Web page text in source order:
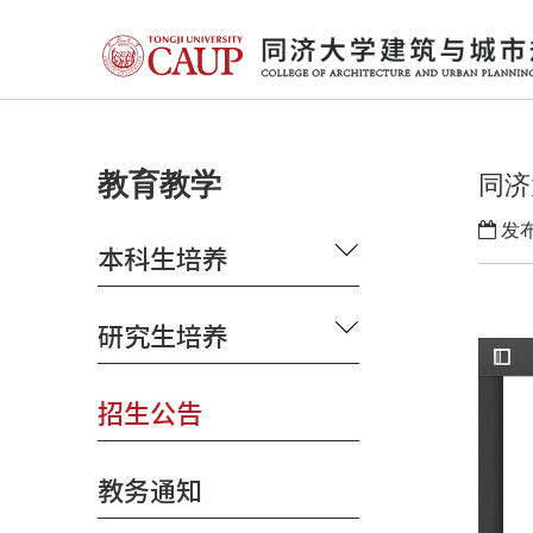
教育教学
本科生培养
研究生培养
招生公告
教务通知
同
发